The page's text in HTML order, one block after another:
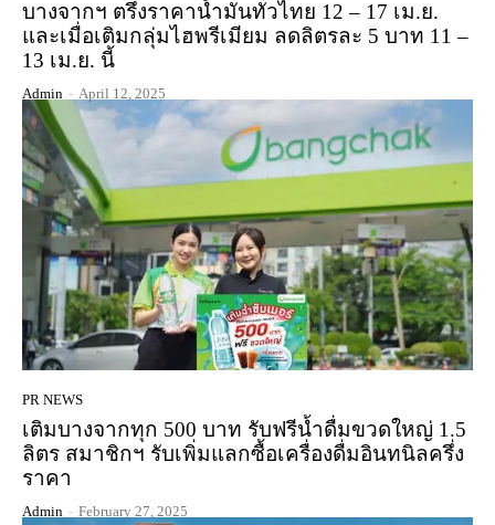
บางจากฯ ตรึงราคาน้ำมันทั่วไทย 12 – 17 เม.ย.
และเมื่อเติมกลุ่มไฮพรีเมียม ลดลิตรละ 5 บาท 11 –
13 เม.ย. นี้
Admin - April 12, 2025
PR NEWS
เติมบางจากทุก 500 บาท รับฟรีน้ำดื่มขวดใหญ่ 1.5
ลิตร สมาชิกฯ รับเพิ่มแลกซื้อเครื่องดื่มอินทนิลครึ่ง
ราคา
Admin - February 27, 2025